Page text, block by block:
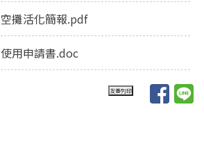
空攤活化簡報.pdf
使用申請書.doc